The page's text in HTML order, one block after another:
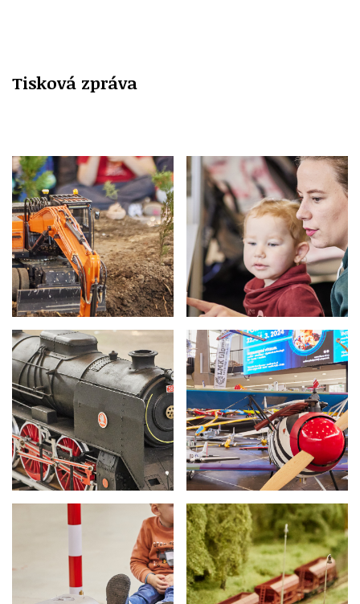
Tisková zpráva